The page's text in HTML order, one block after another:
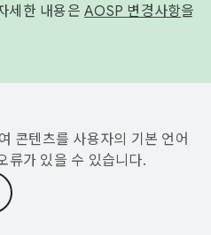
세한 내용은 AOSP 변경사항을
콘텐츠를 사용자의 기본 언어
류가 있을 수 있습니다.